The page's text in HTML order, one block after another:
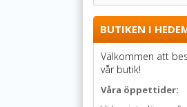
BUTIKEN I
Välkommen att
vår butik!
Våra öppettider: